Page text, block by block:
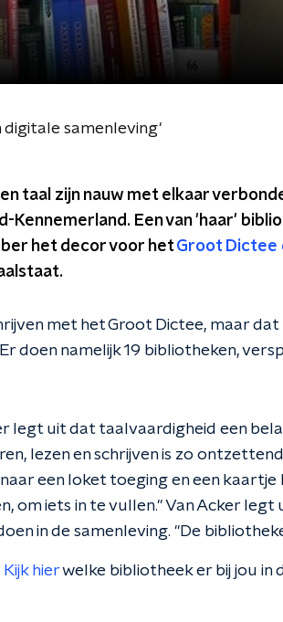
digitale samenleving'
taal zijn nauw met elkaar
Kennemerland. Een van 'haar'
het decor voor hetGroot Dictee
met het Groot Dictee, maar dat
doen namelijk 19 bibliotheken,
legt uit dat taalvaardigheid een
lezen en schrijven is zo
een loket toeging en een
om iets in te vullen." Van Acker
in de samenleving. "De
Kijk hierwelke bibliotheek er bij jou in